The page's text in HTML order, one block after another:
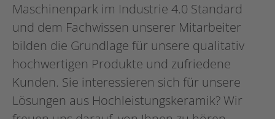
Maschinenpark im Industrie 4.0 Standard
und dem Fachwissen unserer Mitarbeiter
bilden die Grundlage für unsere qualitativ
hochwertigen Produkte und zufriedene
Kunden. Sie interessieren sich für unsere
Lösungen aus Hochleistungskeramik? Wir